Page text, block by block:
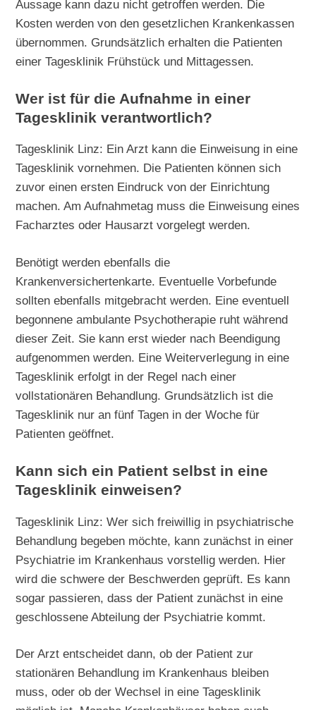
Aussage kann dazu nicht getroffen werden. Die
Kosten werden von den gesetzlichen Krankenkassen
übernommen. Grundsätzlich erhalten die Patienten
einer Tagesklinik Frühstück und Mittagessen.
Wer ist für die Aufnahme in einer
Tagesklinik verantwortlich?
Tagesklinik Linz: Ein Arzt kann die Einweisung in eine
Tagesklinik vornehmen. Die Patienten können sich
zuvor einen ersten Eindruck von der Einrichtung
machen. Am Aufnahmetag muss die Einweisung eines
Facharztes oder Hausarzt vorgelegt werden.
Benötigt werden ebenfalls die
Krankenversichertenkarte. Eventuelle Vorbefunde
sollten ebenfalls mitgebracht werden. Eine eventuell
begonnene ambulante Psychotherapie ruht während
dieser Zeit. Sie kann erst wieder nach Beendigung
aufgenommen werden. Eine Weiterverlegung in eine
Tagesklinik erfolgt in der Regel nach einer
vollstationären Behandlung. Grundsätzlich ist die
Tagesklinik nur an fünf Tagen in der Woche für
Patienten geöffnet.
Kann sich ein Patient selbst in eine
Tagesklinik einweisen?
Tagesklinik Linz: Wer sich freiwillig in psychiatrische
Behandlung begeben möchte, kann zunächst in einer
Psychiatrie im Krankenhaus vorstellig werden. Hier
wird die schwere der Beschwerden geprüft. Es kann
sogar passieren, dass der Patient zunächst in eine
geschlossene Abteilung der Psychiatrie kommt.
Der Arzt entscheidet dann, ob der Patient zur
stationären Behandlung im Krankenhaus bleiben
muss, oder ob der Wechsel in eine Tagesklinik